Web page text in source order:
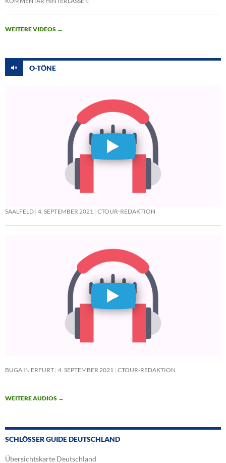
WEITERE VIDEOS →
O-TÖNE
SAALFELD 4. SEPTEMBER 2021 CTOUR-REDAKTION
BUGA IN ERFURT 4. SEPTEMBER 2021 CTOUR-REDAKTION
WEITERE AUDIOS →
SCHLÖSSER GUIDE DEUTSCHLAND
Übersichtskarte Deutschland